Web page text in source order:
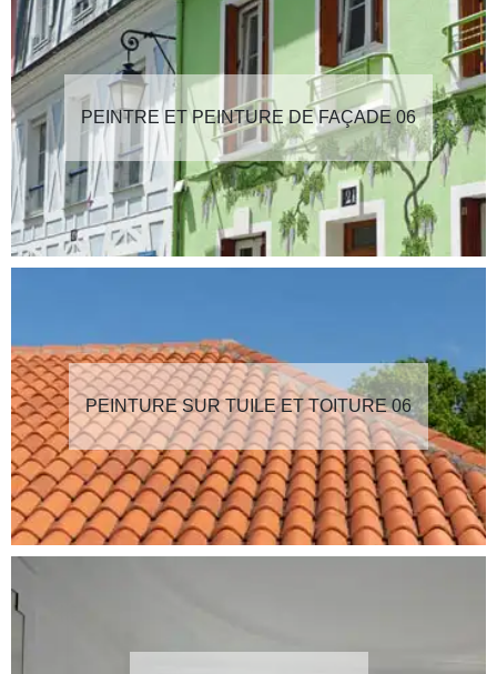
PEINTRE ET PEINTURE DE FAÇADE 06
PEINTURE SUR TUILE ET TOITURE 06